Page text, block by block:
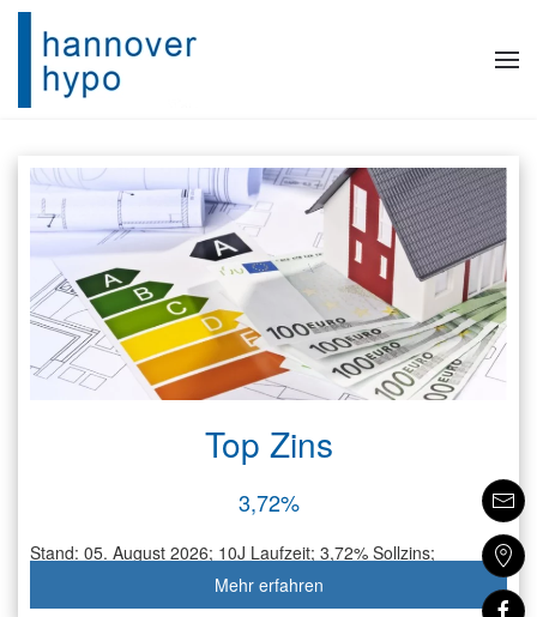
Skip to main content
Top Zins
3,72%
Stand: 05. August 2026; 10J Laufzeit; 3,72% Sollzins;
Mehr erfahren